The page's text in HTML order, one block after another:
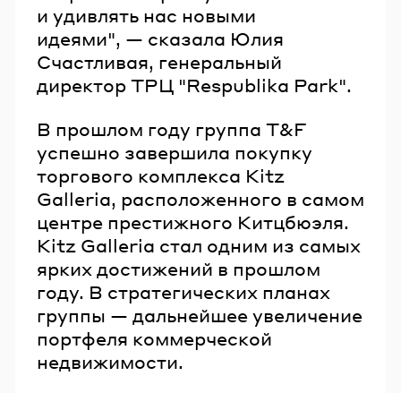
и удивлять нас новыми
идеями", — сказала Юлия
Счастливая, генеральный
директор ТРЦ "Respublika Park".
В прошлом году группа T&F
успешно завершила покупку
торгового комплекса Kitz
Galleria, расположенного в самом
центре престижного Китцбюэля.
Kitz Galleria стал одним из самых
ярких достижений в прошлом
году. В стратегических планах
группы — дальнейшее увеличение
портфеля коммерческой
недвижимости.